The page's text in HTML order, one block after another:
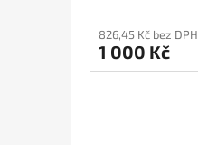
826,45 Kč bez DPH
1 000 Kč